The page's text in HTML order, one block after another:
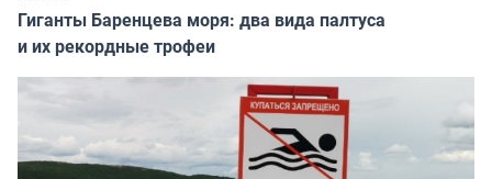
Гиганты Баренцева моря: два вида палтуса
и их рекордные трофеи